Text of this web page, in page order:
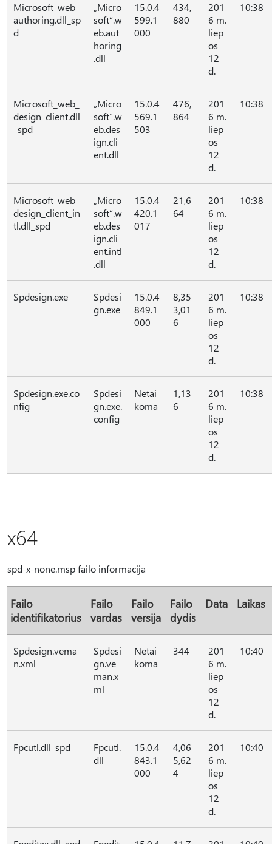
Microsoft_web_
authoring.dll_sp
d
„Micro
soft“.w
eb.aut
horing
.dll
15.0.4
599.1
000
434,
880
201
6 m.
liep
os
12
d.
10:38
Microsoft_web_
design_client.dll
_spd
„Micro
soft“.w
eb.des
ign.cli
ent.dll
15.0.4
569.1
503
476,
864
201
6 m.
liep
os
12
d.
10:38
Microsoft_web_
design_client_in
tl.dll_spd
„Micro
soft“.w
eb.des
ign.cli
ent.intl
.dll
15.0.4
420.1
017
21,6
64
201
6 m.
liep
os
12
d.
10:38
Spdesign.exe
Spdesi
gn.exe
15.0.4
849.1
000
8,35
3,01
6
201
6 m.
liep
os
12
d.
10:38
Spdesign.exe.co
nfig
Spdesi
gn.exe.
config
Netai
koma
1,13
6
201
6 m.
liep
os
12
d.
10:38
x64
spd-x-none.msp failo informacija
Failo
identifikatorius
Failo
vardas
Failo
versija
Failo
dydis
Data Laikas
Spdesign.vema
n.xml
Spdesi
gn.ve
man.x
ml
Netai
koma
344
201
6 m.
liep
os
12
d.
10:40
Fpcutl.dll_spd
Fpcutl.
dll
15.0.4
843.1
000
4,06
5,62
4
201
6 m.
liep
os
12
d.
10:40